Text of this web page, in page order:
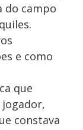
do campo
e como
que
constava